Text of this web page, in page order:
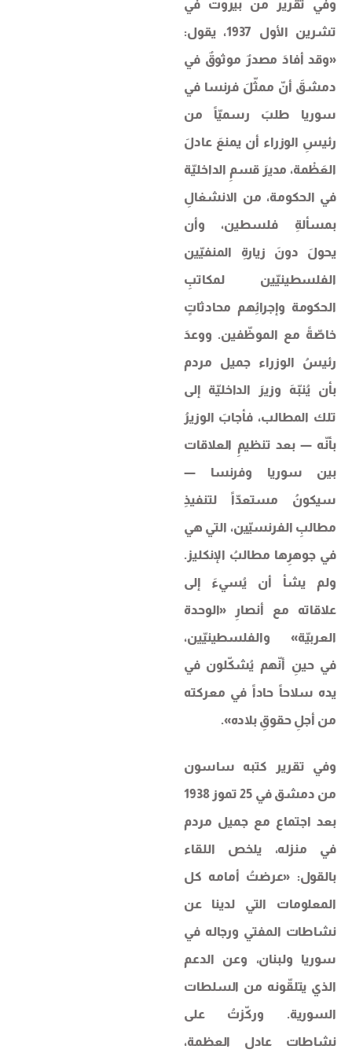
وفي تقرير من بيروت في
تشرين الأول 1937، يقول:
«وقد أفادَ مصدرٌ موثوقٌ في
دمشقَ أنّ ممثّلَ فرنسا في
سوريا طلبَ رسميّاً من
رئيسِ الوزراء أن يمنعَ عادلَ
العَظْمة، مديرَ قسمِ الداخليّة
في الحكومة، من الانشغالِ
بمسألةِ فلسطين، وأن
يحولَ دونَ زيارةِ المنفيّين
الفلسطينيّين لمكاتبِ
الحكومة وإجرائِهم محادثاتٍ
خاصّةً مع الموظّفين. ووعدَ
رئيسُ الوزراء جميل مردم
بأن يُنبّهَ وزيرَ الداخليّة إلى
تلك المطالب، فأجابَ الوزيرُ
بأنّه — بعد تنظيمِ العلاقات
بين سوريا وفرنسا —
سيكونُ مستعدّاً لتنفيذِ
مطالبِ الفرنسيّين، التي هي
في جوهرِها مطالبُ الإنكليز.
ولم يشأ أن يُسيءَ إلى
علاقاته مع أنصارِ «الوحدة
العربيّة» والفلسطينيّين،
في حينِ أنّهم يُشكّلون في
يده سلاحاً حاداً في معركته
من أجلِ حقوقِ بلاده».
وفي تقرير كتبه ساسون
من دمشق في 25 تموز 1938
بعد اجتماع مع جميل مردم
في منزله، يلخص اللقاء
بالقول: «عرضتُ أمامه كل
المعلومات التي لدينا عن
نشاطات المفتي ورجاله في
سوريا ولبنان، وعن الدعم
الذي يتلقّونه من السلطات
السورية. وركّزتُ على
نشاطات عادل العظمة،